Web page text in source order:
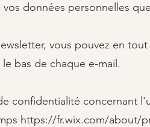
données personnelles
vous pouvez en
bas de chaque e-mail.​
confidentialité concernant
https://fr.wix.com/about/